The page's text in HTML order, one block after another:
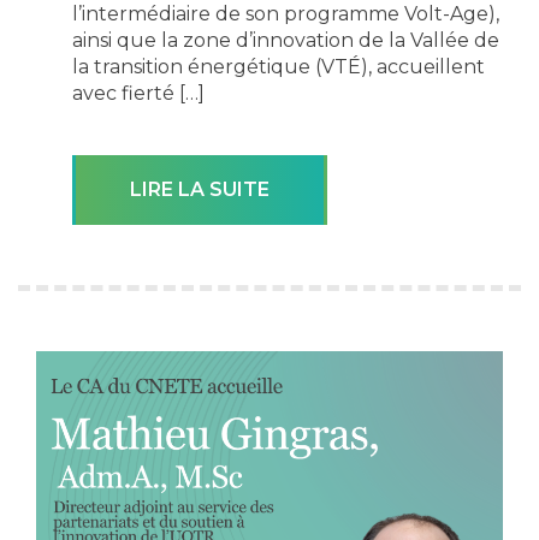
l’intermédiaire de son programme Volt-Age),
ainsi que la zone d’innovation de la Vallée de
la transition énergétique (VTÉ), accueillent
avec fierté […]
LIRE LA SUITE